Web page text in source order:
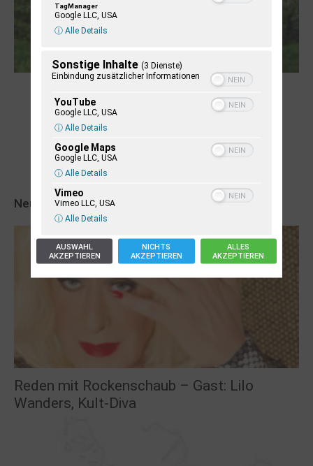
Robert Schads „Blickweit“: Linien im Land
der Horizonte
Neueste Veranstaltungseinträge
Reden mit Rockenschaub – Gast: Lilo
Wanders, Kult-Diva
TagManager
Google LLC, USA
ⓘ Alle Details
Sonstige Inhalte (3 Dienste)
Einbindung zusätzlicher Informationen
YouTube
Google LLC, USA
ⓘ Alle Details
Google Maps
Google LLC, USA
ⓘ Alle Details
Vimeo
Vimeo LLC, USA
ⓘ Alle Details
AUSWAHL
AKZEPTIEREN
NICHTS
AKZEPTIEREN
ALLES
AKZEPTIEREN